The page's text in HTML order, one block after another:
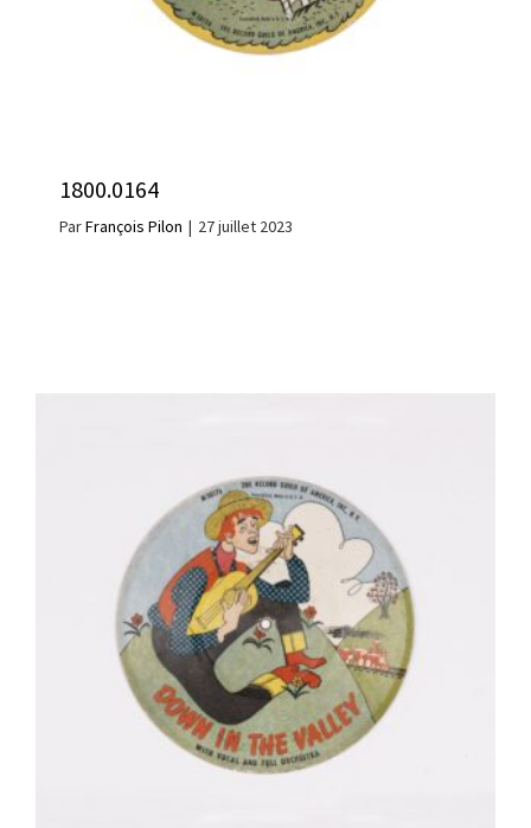
1800.0164
ParFrançois Pilon | 27 juillet 2023